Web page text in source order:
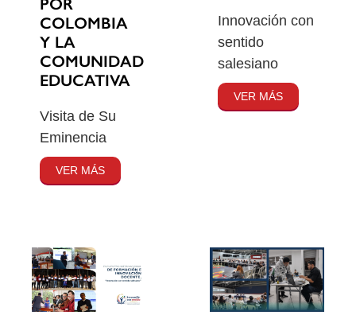
POR
COLOMBIA
Y LA
COMUNIDAD
EDUCATIVA
Visita de Su
Eminencia
VER MÁS
Innovación con
sentido
salesiano
VER MÁS